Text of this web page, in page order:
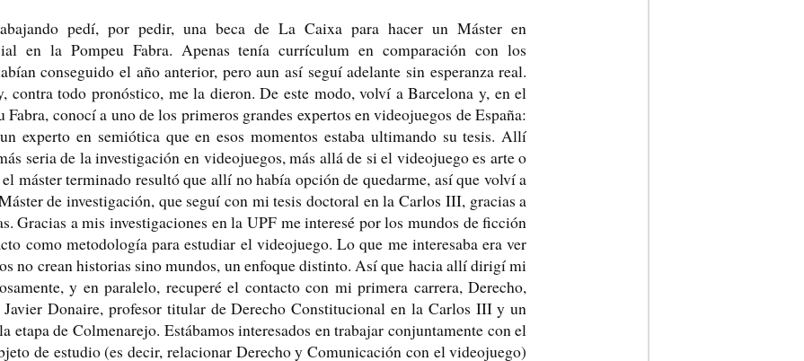
pedí, por pedir, una beca de La Caixa para hacer un Máster en
en la Pompeu Fabra. Apenas tenía currículum en comparación con los
conseguido el año anterior, pero aun así seguí adelante sin esperanza real.
contra todo pronóstico, me la dieron. De este modo, volví a Barcelona y, en el
Fabra, conocí a uno de los primeros grandes expertos en videojuegos de España:
experto en semiótica que en esos momentos estaba ultimando su tesis. Allí
seria de la investigación en videojuegos, más allá de si el videojuego es arte o
máster terminado resultó que allí no había opción de quedarme, así que volví a
de investigación, que seguí con mi tesis doctoral en la Carlos III, gracias a
Gracias a mis investigaciones en la UPF me interesé por los mundos de ficción
como metodología para estudiar el videojuego. Lo que me interesaba era ver
no crean historias sino mundos, un enfoque distinto. Así que hacia allí dirigí mi
y en paralelo, recuperé el contacto con mi primera carrera, Derecho,
Javier Donaire, profesor titular de Derecho Constitucional en la Carlos III y un
etapa de Colmenarejo. Estábamos interesados en trabajar conjuntamente con el
de estudio (es decir, relacionar Derecho y Comunicación con el videojuego)